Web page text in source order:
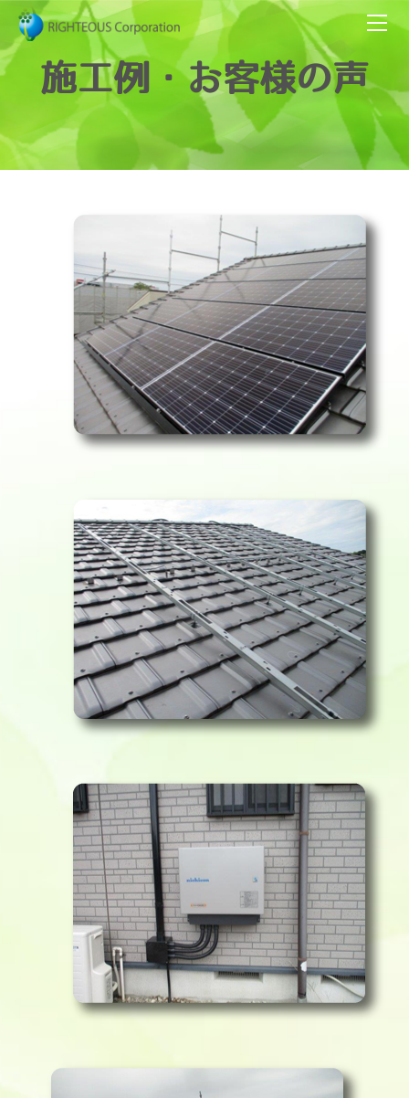
施工例・お客様の声
HOME
会社情報
サービス内容
ナノバサラ
代表者挨拶・企業理念
施工例・住宅用
お客様の声 野田市 A様邸
お客様の声 習志野市 B様邸
施工例 館山市 D様邸
施工例 南房総市 Y様邸
施工例 町田市 K様邸
施工例 さいたま市 A様邸
施工例 野田市 Y様邸
施工例 所沢市 T様邸
施工例 所沢市 Y様邸
施工例 館山市 M様邸
施工例 川崎市 Y様邸
施工例 館山市 U様邸
施工例 館山市 S様邸
施工例 町田市T様邸
施工例 木更津市I様邸
施工例 八王子市 K様邸
施工例 館山市 I様邸
施工例 館山市 S様邸
施工例 町田市 MM様邸
施工例 町田市 M様邸
施工例・産業用
施工例 千葉県 デイサービス施設様
施工例 東京都 マンション施設様
トピックス
トライブリッド